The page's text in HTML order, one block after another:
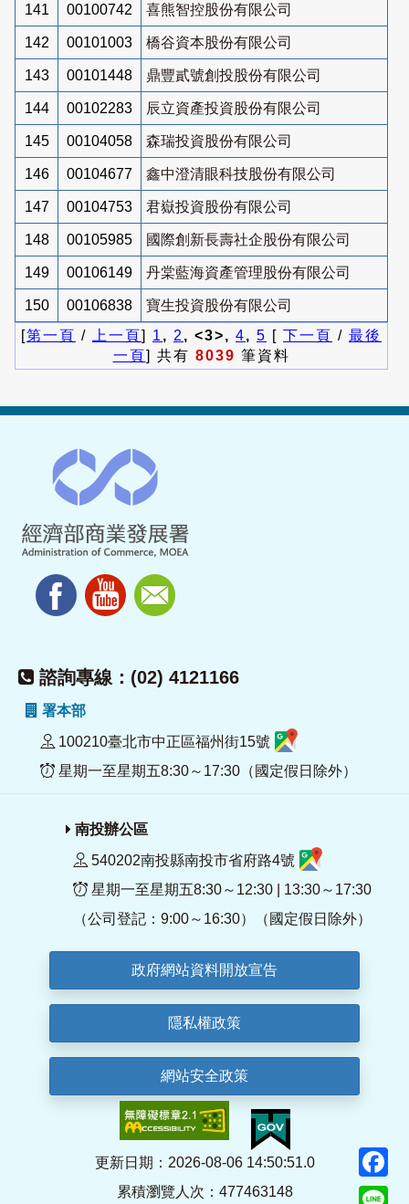
141 00100742 喜熊智控股份有限公司
142 00101003 橋谷資本股份有限公司
143 00101448 鼎豐貳號創投股份有限公司
144 00102283 辰立資產投資股份有限公司
145 00104058 森瑞投資股份有限公司
146 00104677 鑫中澄清眼科技股份有限公司
147 00104753 君嶽投資股份有限公司
148 00105985 國際創新長壽社企股份有限公司
149 00106149 丹棠藍海資產管理股份有限公司
150 00106838
寶生投資股份有限公司
[第一頁 / 上一頁] 1 , 2 , <3>, 4, 5 [ 下一頁 / 最後
一頁] 共有 8039 筆資料
諮詢專線：(02) 4121166
署本部
100210臺北市中正區福州街15號
星期一至星期五8:30～17:30（國定假日除外）
南投辦公區
540202南投縣南投市省府路4號
星期一至星期五8:30～12:30 | 13:30～17:30
（公司登記：9:00～16:30）（國定假日除外）
政府網站資料開放宣告
隱私權政策
網站安全政策
更新日期：2026-08-06 14:50:51.0
累積瀏覽人次：477463148